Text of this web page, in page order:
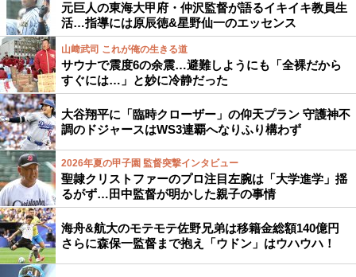
元巨人の東海大甲府・仲沢監督が語るイキイキ教員生
活…指導には原辰徳&星野仙一のエッセンス
山﨑武司 これが俺の生きる道
サウナで震度6の余震…避難しようにも「全裸だから
すぐには…」と妙に冷静だった
大谷翔平に「臨時クローザー」の仰天プラン 守護神不
調のドジャースはWS3連覇へなりふり構わず
2026年夏の甲子園 監督突撃インタビュー
聖隷クリストファーのプロ注目左腕は「大学進学」揺
るがず…田中監督が明かした親子の事情
海舟&航大のモテモテ佐野兄弟は移籍金総額140億円
さらに森保一監督まで抱え「ウドン」はウハウハ！